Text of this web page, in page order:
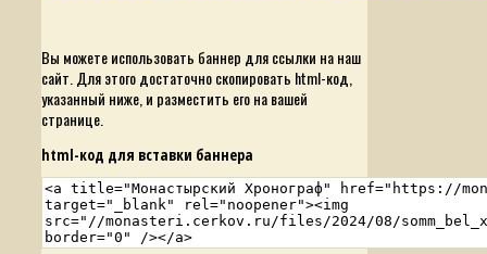
Вы можете использовать баннер для ссылки на наш
сайт. Для этого достаточно скопировать html-код,
указанный ниже, и разместить его на вашей
странице.
html-код для вставки баннера